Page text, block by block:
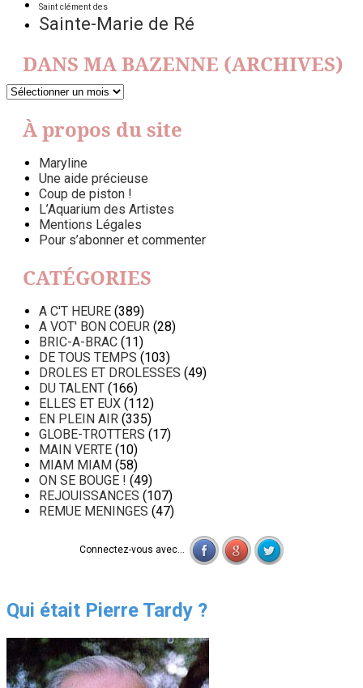
Saint clément des
Sainte-Marie de Ré
DANS MA BAZENNE (ARCHIVES)
DANS
BAZENNE
(ARCHIVES)
À propos du site
Maryline
Une aide précieuse
Coup de piston !
L’Aquarium des Artistes
Mentions Légales
Pour s’abonner et commenter
CATÉGORIES
A C'T HEURE (389)
A VOT' BON COEUR (28)
BRIC-A-BRAC (11)
DE TOUS TEMPS (103)
DROLES ET DROLESSES (49)
DU TALENT (166)
ELLES ET EUX (112)
EN PLEIN AIR (335)
GLOBE-TROTTERS (17)
MAIN VERTE (10)
MIAM MIAM (58)
ON SE BOUGE ! (49)
REJOUISSANCES (107)
REMUE MENINGES (47)
Connectez-vous avec...
Qui était Pierre Tardy ?